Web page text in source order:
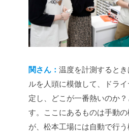
関さん： 温度を計測すると
ルを人頭に模倣して、ドラ
定し、どこが一番熱いのか
す。ここにあるものは手動
が、松本工場には自動で行う